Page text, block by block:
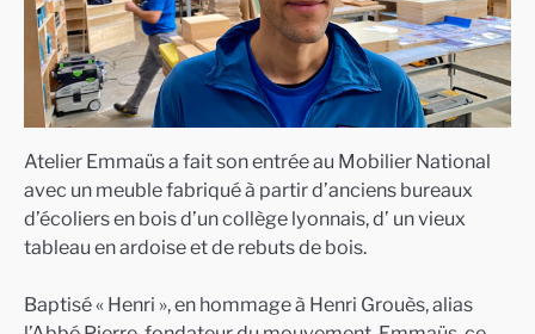
Atelier Emmaüs a fait son entrée au Mobilier National
avec un meuble fabriqué à partir d’anciens bureaux
d’écoliers en bois d’un collège lyonnais, d’ un vieux
tableau en ardoise et de rebuts de bois.
Baptisé « Henri », en hommage à Henri Grouès, alias